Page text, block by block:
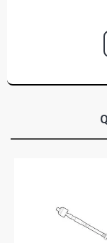
GOLF SPORT
GOLF STD